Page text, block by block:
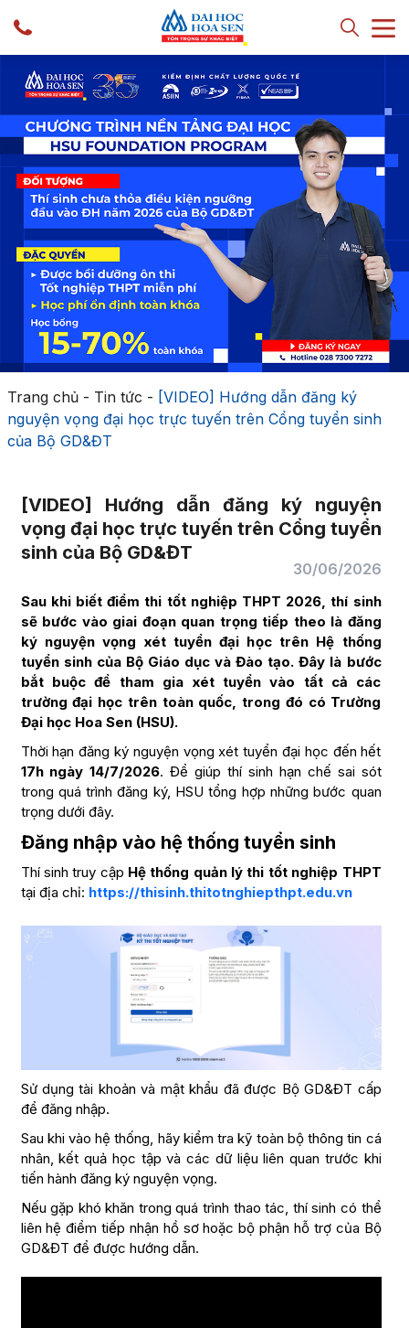
Trang chủ- Tin tức - [VIDEO] Hướng dẫn đăng ký
nguyện vọng đại học trực tuyến trên Cổng tuyển sinh
của Bộ GD&ĐT
[VIDEO] Hướng dẫn đăng ký nguyện
vọng đại học trực tuyến trên Cổng tuyển
sinh của Bộ GD&ĐT
30/06/2026
Sau khi biết điểm thi tốt nghiệp THPT 2026, thí sinh
sẽ bước vào giai đoạn quan trọng tiếp theo là đăng
ký nguyện vọng xét tuyển đại học trên Hệ thống
tuyển sinh của Bộ Giáo dục và Đào tạo. Đây là bước
bắt buộc để tham gia xét tuyển vào tất cả các
trường đại học trên toàn quốc, trong đó có Trường
Đại học Hoa Sen (HSU).
Thời hạn đăng ký nguyện vọng xét tuyển đại học đến hết
17h ngày 14/7/2026. Để giúp thí sinh hạn chế sai sót
trong quá trình đăng ký, HSU tổng hợp những bước quan
trọng dưới đây.
Đăng nhập vào hệ thống tuyển sinh
Thí sinh truy cập Hệ thống quản lý thi tốt nghiệp THPT
tại địa chỉ: https://thisinh.thitotnghiepthpt.edu.vn
Sử dụng tài khoản và mật khẩu đã được Bộ GD&ĐT cấp
để đăng nhập.
Sau khi vào hệ thống, hãy kiểm tra kỹ toàn bộ thông tin cá
nhân, kết quả học tập và các dữ liệu liên quan trước khi
tiến hành đăng ký nguyện vọng.
Nếu gặp khó khăn trong quá trình thao tác, thí sinh có thể
liên hệ điểm tiếp nhận hồ sơ hoặc bộ phận hỗ trợ của Bộ
GD&ĐT để được hướng dẫn.